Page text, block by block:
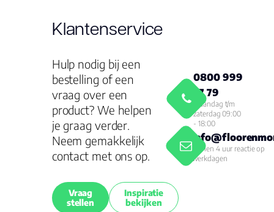
Klantenservice
Hulp nodig bij een
bestelling of een
vraag over een
product? We helpen
je graag verder.
Neem gemakkelijk
contact met ons op.
Vraag
stellen
Inspiratie
bekijken
0800 999
77 79
Maandag t/m
zaterdag 09:00
- 18:00
Binnen 4 uur reactie op
werkdagen